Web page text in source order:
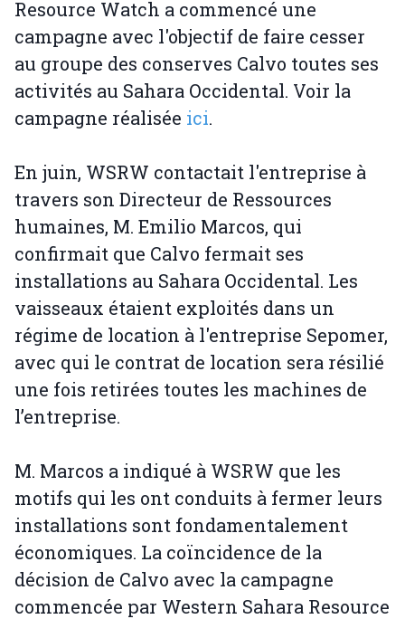
Resource Watch a commencé une
campagne avec l'objectif de faire cesser
au groupe des conserves Calvo toutes ses
activités au Sahara Occidental. Voir la
campagne réalisée ici.
En juin, WSRW contactait l'entreprise à
travers son Directeur de Ressources
humaines, M. Emilio Marcos, qui
confirmait que Calvo fermait ses
installations au Sahara Occidental. Les
vaisseaux étaient exploités dans un
régime de location à l'entreprise Sepomer,
avec qui le contrat de location sera résilié
une fois retirées toutes les machines de
l’entreprise.
M. Marcos a indiqué à WSRW que les
motifs qui les ont conduits à fermer leurs
installations sont fondamentalement
économiques. La coïncidence de la
décision de Calvo avec la campagne
commencée par Western Sahara Resource